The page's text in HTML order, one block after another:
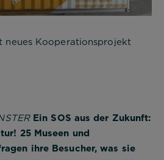
neues Kooperationsprojekt
Ein SOS aus der Zukunft:
25 Museen und
ihre Besucher, was sie